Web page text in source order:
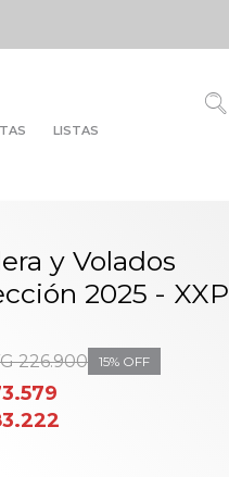
LISTAS
y Volados
2025 - XXP
226.900 15